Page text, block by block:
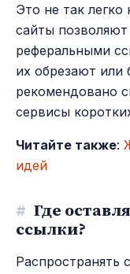
Это не так легко
сайты
реферальными
их обрезают или
рекомендовано
сервисы
Читайте также:
идей
# Где
ссылки?
Распространять